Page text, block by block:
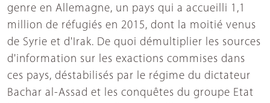
genre en Allemagne, un pays qui a accueilli 1,1
million de réfugiés en 2015, dont la moitié venus
de Syrie et d'Irak. De quoi démultiplier les sources
d'information sur les exactions commises dans
ces pays, déstabilisés par le régime du dictateur
Bachar al-Assad et les conquêtes du groupe Etat